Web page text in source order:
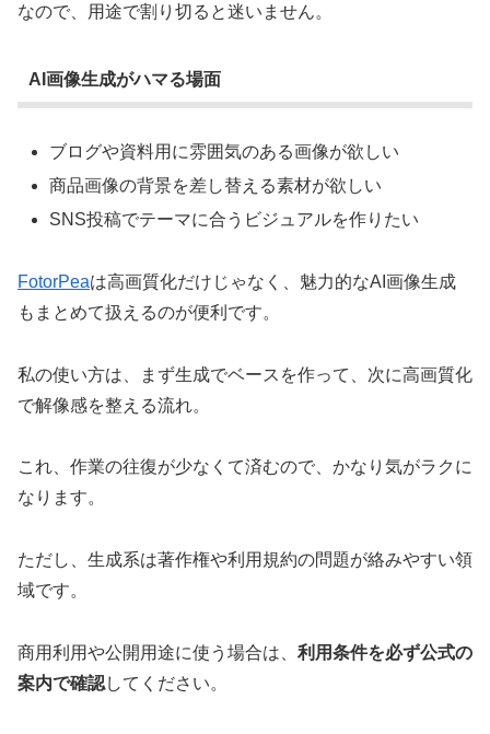
なので、用途で割り切ると迷いません。
AI画像生成がハマる場面
ブログや資料用に雰囲気のある画像が欲しい
商品画像の背景を差し替える素材が欲しい
SNS投稿でテーマに合うビジュアルを作りたい
FotorPeaは高画質化だけじゃなく、魅力的なAI画像生成
もまとめて扱えるのが便利です。
私の使い方は、まず生成でベースを作って、次に高画質化
で解像感を整える流れ。
これ、作業の往復が少なくて済むので、かなり気がラクに
なります。
ただし、生成系は著作権や利用規約の問題が絡みやすい領
域です。
商用利用や公開用途に使う場合は、 利用条件を必ず公式の
案内で確認してください。